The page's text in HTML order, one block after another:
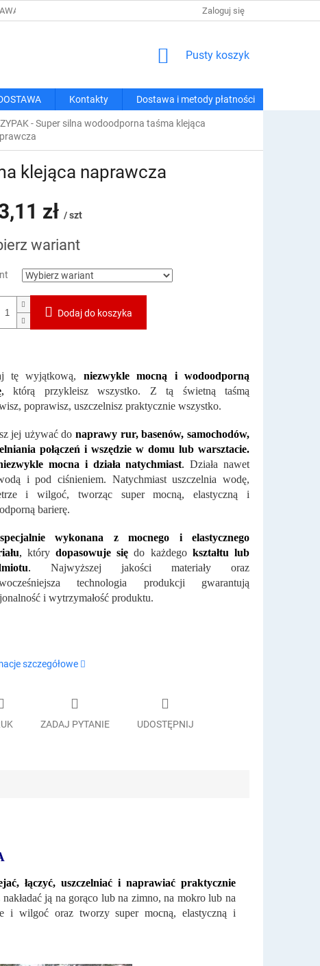
I METODY PŁATNOŚCI REGULAMIN ZAKUPÓW
Zaloguj się
KOSZYK
Pusty koszyk
Kontakty Dostawa i metody płatności
- Super silna wodoodporna taśma klejąca
klejąca naprawcza
zł / szt
wariant
Dodaj do koszyka
tę wyjątkową, niezwykle mocną i wodoodporną
, którą przykleisz wszystko. Z tą świetną taśmą
poprawisz, uszczelnisz praktycznie wszystko.
jej używać donaprawy rur, basenów, samochodów,
połączeń i wszędzie w domu lub warsztacie.
mocna i działa natychmiast. Działa nawet
i pod ciśnieniem. Natychmiast uszczelnia wodę,
i wilgoć, tworząc super mocną, elastyczną i
barierę.
specjalnie wykonana z mocnego i elastycznego
, który dopasowuje się do każdego kształtu lub
. Najwyższej jakości materiały oraz
technologia produkcji gwarantują
i wytrzymałość produktu.
szczegółowe
ZADAJ PYTANIE UDOSTĘPNIJ
łączyć, uszczelniać i naprawiać praktycznie
ją na gorąco lub na zimno, na mokro lub na
i wilgoć oraz tworzy super mocną, elastyczną i